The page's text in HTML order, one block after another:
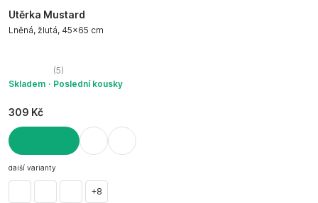
Utěrka Mustard
Lněná, žlutá, 45x65 cm
(5)
Skladem
Poslední kousky
309 Kč
DO KOŠÍKU
další varianty
+8